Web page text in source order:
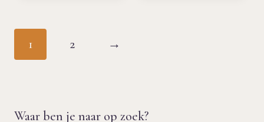
1 2 →
Waar ben je naar op zoek?